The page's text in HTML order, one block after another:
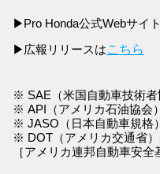
▶Pro Honda公式Webサイ
▶広報リリースはこちら
※ SAE（米国自動車技術
※ API（アメリカ石油協会
※ JASO（日本自動車規格
※ DOT（アメリカ交通省
［アメリカ連邦自動車安全